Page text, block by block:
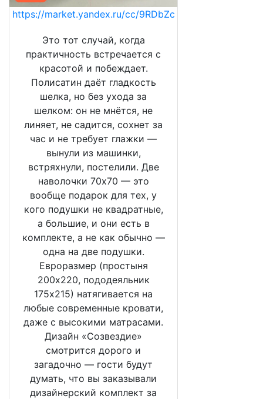
https://market.yandex.ru/cc/9RDbZc
Это тот случай, когда
практичность встречается с
красотой и побеждает.
Полисатин даёт гладкость
шелка, но без ухода за
шелком: он не мнётся, не
линяет, не садится, сохнет за
час и не требует глажки —
вынули из машинки,
встряхнули, постелили. Две
наволочки 70х70 — это
вообще подарок для тех, у
кого подушки не квадратные,
а большие, и они есть в
комплекте, а не как обычно —
одна на две подушки.
Евроразмер (простыня
200х220, пододеяльник
175х215) натягивается на
любые современные кровати,
даже с высокими матрасами.
Дизайн «Созвездие»
смотрится дорого и
загадочно — гости будут
думать, что вы заказывали
дизайнерский комплект за